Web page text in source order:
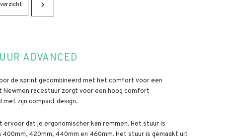
ADVANCED
de sprint gecombineerd met het comfort voor een
Newmen racestuur zorgt voor een hoog comfort
met zijn compact design.
ervoor dat je ergonomischer kan remmen. Het stuur is
400mm, 420mm, 440mm en 460mm. Het stuur is gemaakt uit